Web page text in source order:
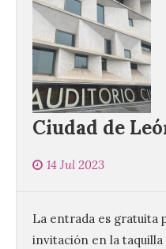
Ciudad de
14 Jul 2023
La entrada es gratuita
invitación en la